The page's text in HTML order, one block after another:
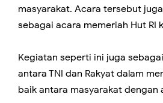
masyarakat. Acara tersebut
sebagai acara memeriah Hut RI
Kegiatan seperti ini juga
antara TNI dan Rakyat dalam
baik antara masyarakat dengan